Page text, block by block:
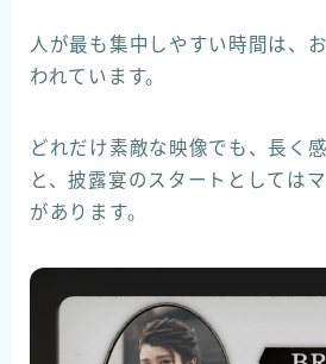
人が最も集中しやすい時間は、
われています。
どれだけ素敵な映像でも、長く
と、披露宴のスタートとしては
があります。